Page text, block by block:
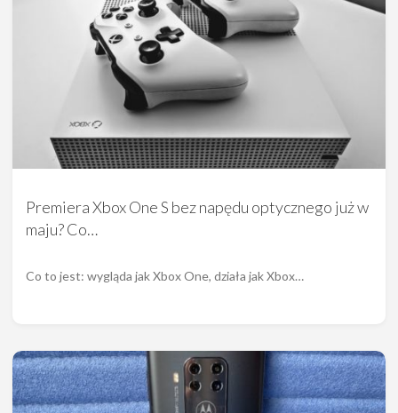
Premiera Xbox One S bez napędu optycznego już w
maju? Co…
Co to jest: wygląda jak Xbox One, działa jak Xbox…